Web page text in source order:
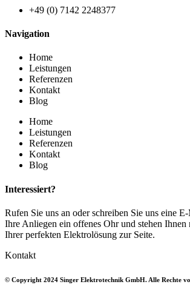
+49 (0) 7142 2248377
Navigation
Home
Leistungen
Referenzen
Kontakt
Blog
Home
Leistungen
Referenzen
Kontakt
Blog
Interessiert?
Rufen Sie uns an oder schreiben Sie uns eine
Ihre Anliegen ein offenes Ohr und stehen Ihnen
Ihrer perfekten Elektrolösung zur Seite.
Kontakt
© Copyright 2024 Singer Elektrotechnik GmbH. Alle Rechte